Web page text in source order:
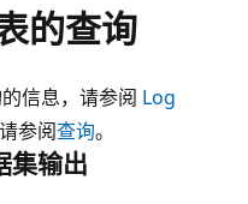
的查询
信息，请参阅 Log
参阅查询。
集输出